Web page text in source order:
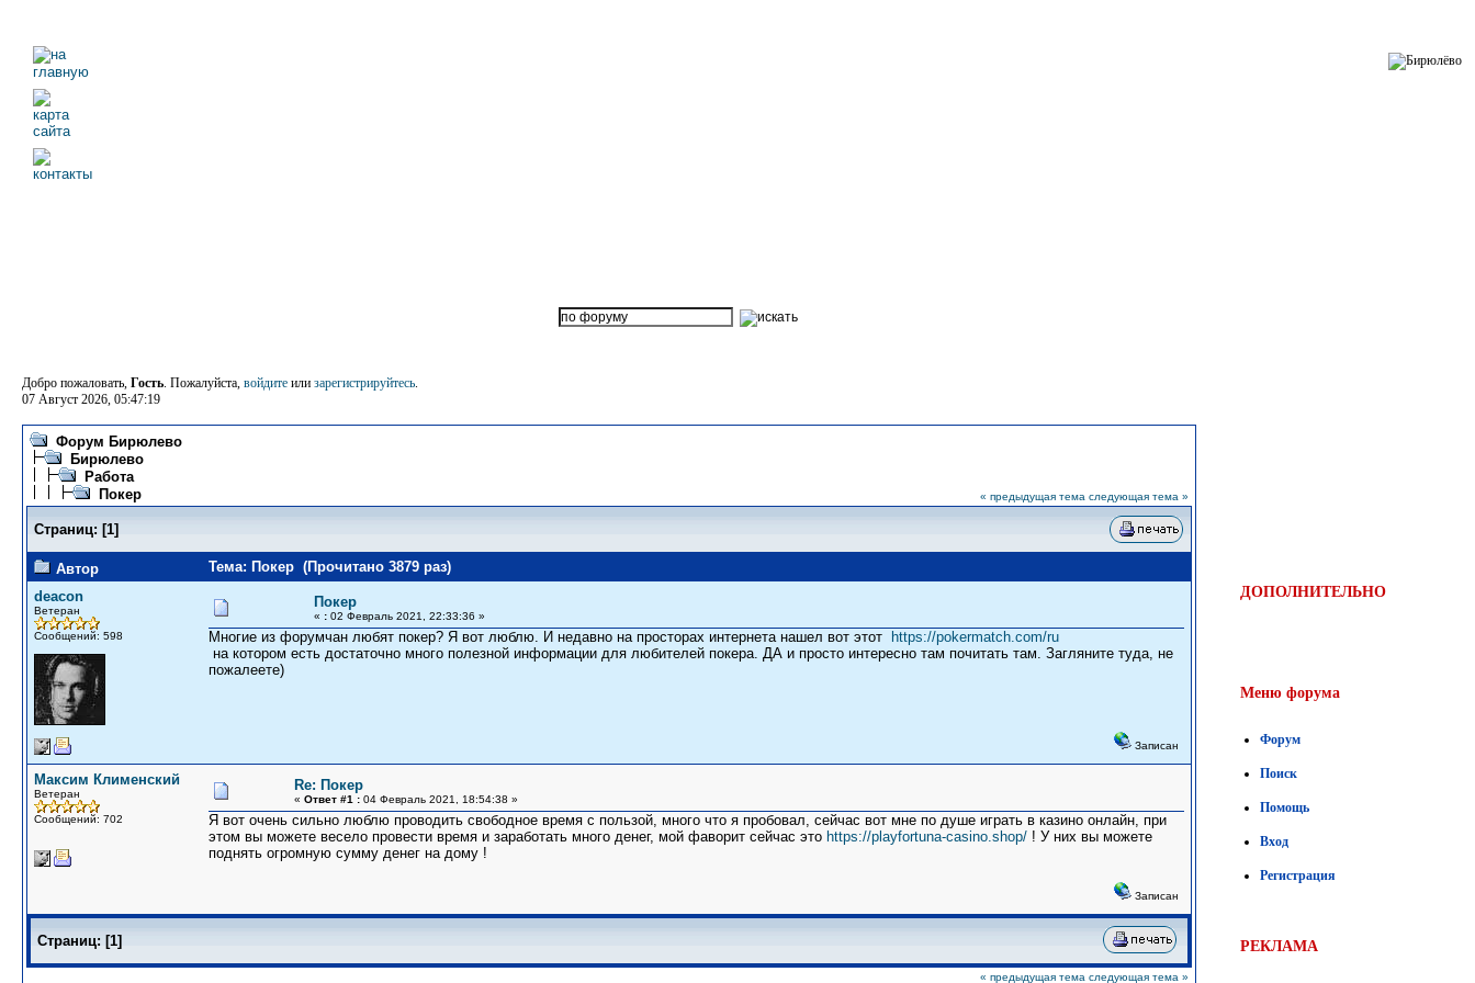
Добро пожаловать, Гость. Пожалуйста, войдите или зарегистрируйтесь.
07 Август 2026, 05:47:19
Форум Бирюлево
Бирюлево
Работа
Покер
« предыдущая тема следующая тема »
Страниц: [1]
Автор
Тема: Покер (Прочитано 3879 раз)
deacon
Ветеран
Сообщений: 598
Покер
« : 02 Февраль 2021, 22:33:36 »
Многие из форумчан любят покер? Я вот люблю. И недавно на просторах интернета нашел вот этот
https://pokermatch.com/ru
на котором есть достаточно много полезной информации для любителей покера. ДА и просто интересно там почитать там. Загляните туда, не
пожалеете)
Записан
Максим Клименский
Ветеран
Сообщений: 702
Re: Покер
« Ответ #1 : 04 Февраль 2021, 18:54:38 »
Я вот очень сильно люблю проводить свободное время с пользой, много что я пробовал, сейчас вот мне по душе играть в казино онлайн, при
этом вы можете весело провести время и заработать много денег, мой фаворит сейчас это https://playfortuna-casino.shop/ ! У них вы можете
поднять огромную сумму денег на дому !
Записан
Страниц: [1]
« предыдущая тема следующая тема »
ДОПОЛНИТЕЛЬНО
Меню форума
Форум
Поиск
Помощь
Вход
Регистрация
РЕКЛАМА